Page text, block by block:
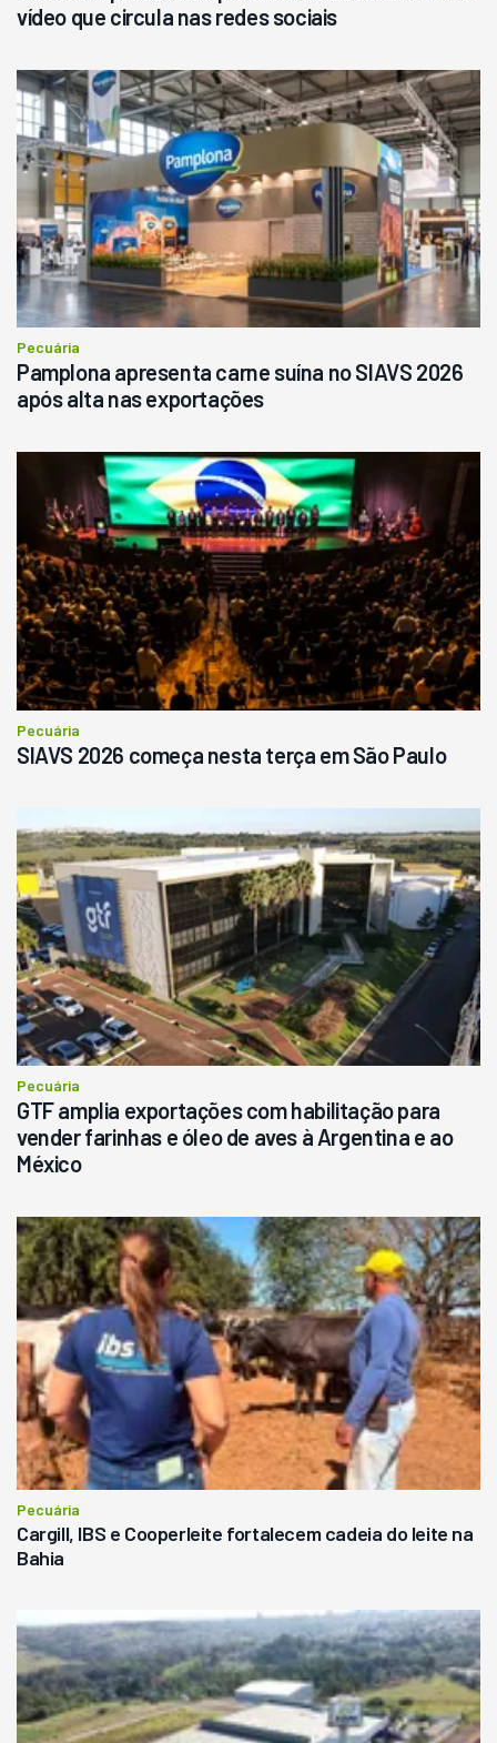
vídeo que circula nas redes sociais
Pecuária
Pamplona apresenta carne suína no SIAVS 2026
após alta nas exportações
Pecuária
SIAVS 2026 começa nesta terça em São Paulo
Pecuária
GTF amplia exportações com habilitação para
vender farinhas e óleo de aves à Argentina e ao
México
Pecuária
Cargill, IBS e Cooperleite fortalecem cadeia do leite na
Bahia